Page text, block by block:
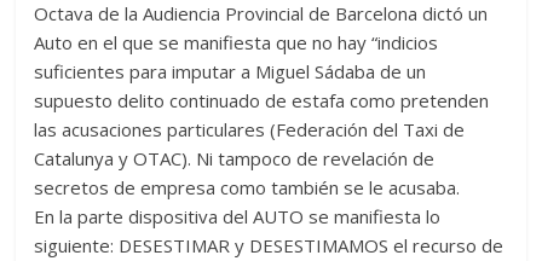
Octava de la Audiencia Provincial de Barcelona dictó un
Auto en el que se manifiesta que no hay “indicios
suficientes para imputar a Miguel Sádaba de un
supuesto delito continuado de estafa como pretenden
las acusaciones particulares (Federación del Taxi de
Catalunya y OTAC). Ni tampoco de revelación de
secretos de empresa como también se le acusaba.
En la parte dispositiva del AUTO se manifiesta lo
siguiente: DESESTIMAR y DESESTIMAMOS el recurso de